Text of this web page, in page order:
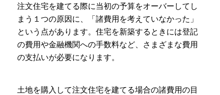
注文住宅を建てる際に当初の予算をオーバーしてし
まう１つの原因に、「諸費用を考えていなかった」
という点があります。住宅を新築するときには登記
の費用や金融機関への手数料など、さまざまな費用
の支払いが必要になります。
土地を購入して注文住宅を建てる場合の諸費用の目